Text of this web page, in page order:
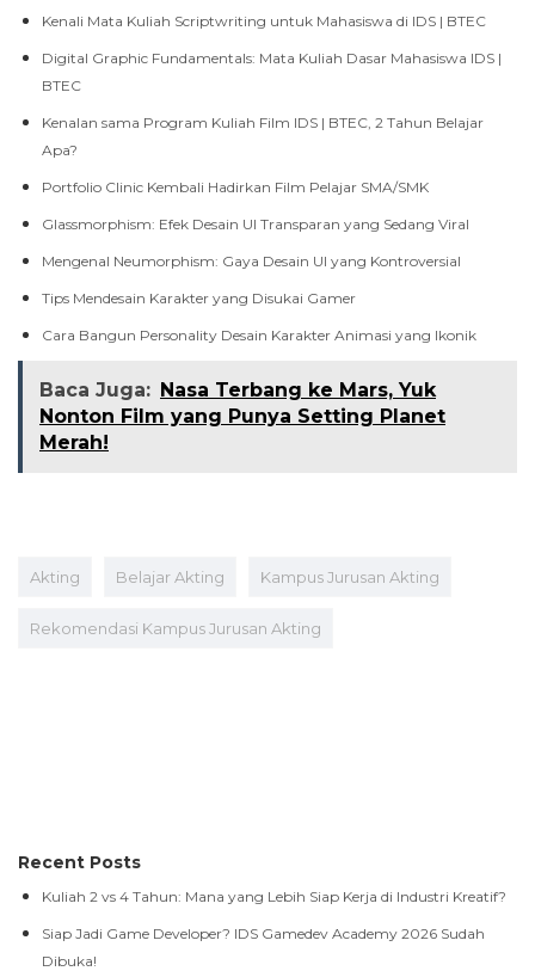
Kenali Mata Kuliah Scriptwriting untuk Mahasiswa di IDS | BTEC
Digital Graphic Fundamentals: Mata Kuliah Dasar Mahasiswa IDS |
BTEC
Kenalan sama Program Kuliah Film IDS | BTEC, 2 Tahun Belajar
Apa?
Portfolio Clinic Kembali Hadirkan Film Pelajar SMA/SMK
Glassmorphism: Efek Desain UI Transparan yang Sedang Viral
Mengenal Neumorphism: Gaya Desain UI yang Kontroversial
Tips Mendesain Karakter yang Disukai Gamer
Cara Bangun Personality Desain Karakter Animasi yang Ikonik
Baca Juga: Nasa Terbang ke Mars, Yuk
Nonton Film yang Punya Setting Planet
Merah!
Akting Belajar Akting Kampus Jurusan Akting
Rekomendasi Kampus Jurusan Akting
Recent Posts
Kuliah 2 vs 4 Tahun: Mana yang Lebih Siap Kerja di Industri Kreatif?
Siap Jadi Game Developer? IDS Gamedev Academy 2026 Sudah
Dibuka!